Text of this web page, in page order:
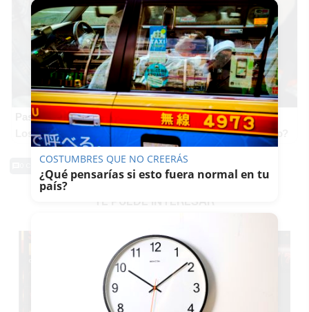
Pasaportes que abren puertas
Los pasaportes más poderosos del mundo, ¿está el tuyo?
TE PUEDE INTERESAR
COSTUMBRES QUE NO CREERÁS
¿Qué pensarías si esto fuera normal en tu
país?